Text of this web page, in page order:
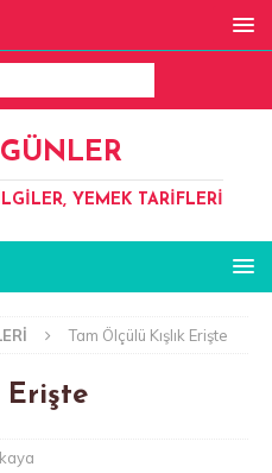
YEMEK TARIFLERI
Tam Ölçülü Kışlık Erişte
Erişte